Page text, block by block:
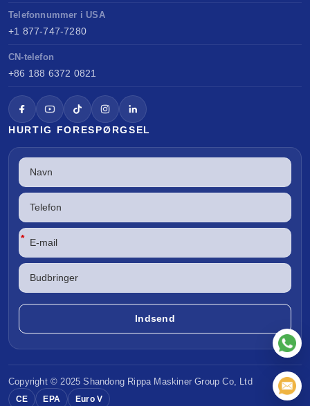
Telefonnummer i USA
+1 877-747-7280
CN-telefon
+86 188 6372 0821
HURTIG FORESPØRGSEL
*
Copyright © 2025 Shandong Rippa Maskiner Group Co, Ltd
CE EPA Euro V